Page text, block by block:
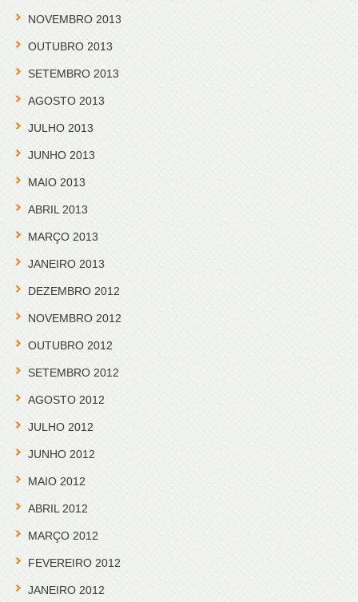
NOVEMBRO 2013
OUTUBRO 2013
SETEMBRO 2013
AGOSTO 2013
JULHO 2013
JUNHO 2013
MAIO 2013
ABRIL 2013
MARÇO 2013
JANEIRO 2013
DEZEMBRO 2012
NOVEMBRO 2012
OUTUBRO 2012
SETEMBRO 2012
AGOSTO 2012
JULHO 2012
JUNHO 2012
MAIO 2012
ABRIL 2012
MARÇO 2012
FEVEREIRO 2012
JANEIRO 2012